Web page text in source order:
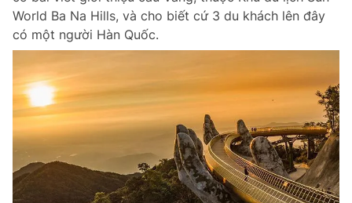
World Ba Na Hills, và cho biết cứ 3 du khách lên đây
có một người Hàn Quốc.